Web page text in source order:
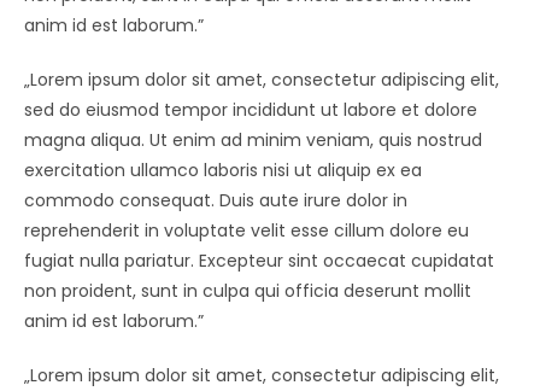
anim id est laborum.”
„Lorem ipsum dolor sit amet, consectetur adipiscing elit,
sed do eiusmod tempor incididunt ut labore et dolore
magna aliqua. Ut enim ad minim veniam, quis nostrud
exercitation ullamco laboris nisi ut aliquip ex ea
commodo consequat. Duis aute irure dolor in
reprehenderit in voluptate velit esse cillum dolore eu
fugiat nulla pariatur. Excepteur sint occaecat cupidatat
non proident, sunt in culpa qui officia deserunt mollit
anim id est laborum.”
„Lorem ipsum dolor sit amet, consectetur adipiscing elit,